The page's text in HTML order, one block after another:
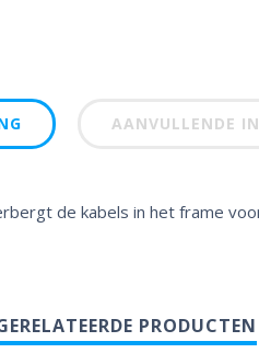
AANVULLENDE
de kabels in het frame
PRODUCTEN